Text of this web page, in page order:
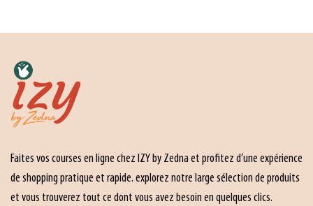
Faites vos courses en ligne chez IZY by Zedna et profitez d’une expérience
de shopping pratique et rapide. explorez notre large sélection de produits
et vous trouverez tout ce dont vous avez besoin en quelques clics.